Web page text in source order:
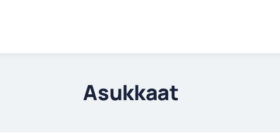
Asukkaat